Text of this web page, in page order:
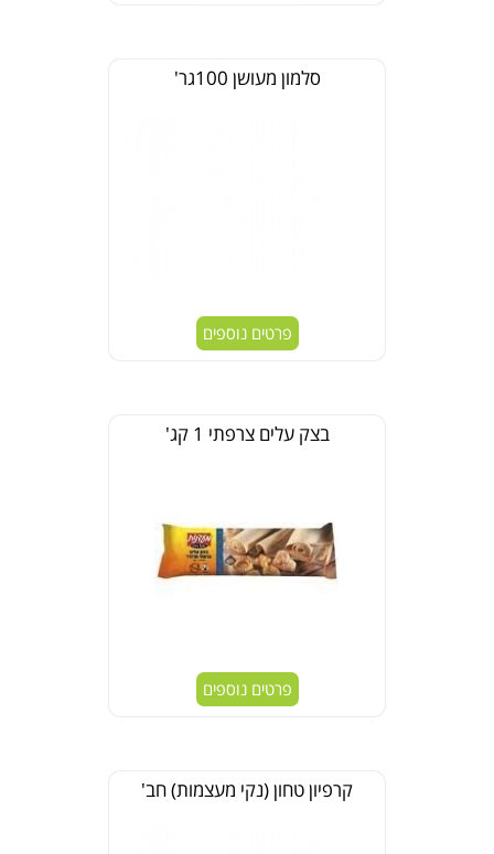
סלמון מעושן 100גר'
פרטים נוספים
בצק עלים צרפתי 1 קג'
פרטים נוספים
קרפיון טחון (נקי מעצמות) חב'